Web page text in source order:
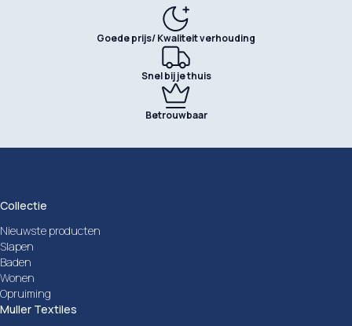
Goede prijs/ Kwaliteit verhouding
Snel bij je thuis
Betrouwbaar
Collectie
Nieuwste producten
Slapen
Baden
Wonen
Opruiming
Muller Textiles